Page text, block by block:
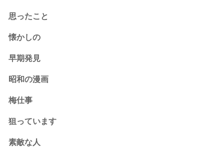
思ったこと
懐かしの
早期発見
昭和の漫画
梅仕事
狙っています
素敵な人